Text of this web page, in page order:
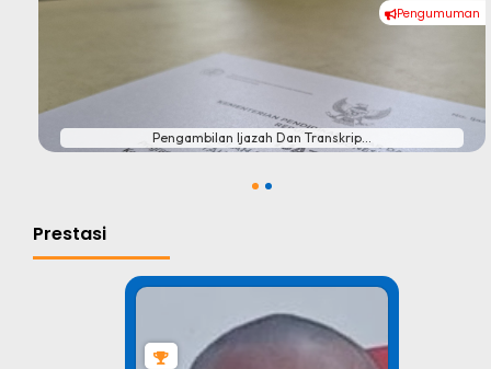
Pengumuman
#
Pengambilan Ijazah Dan Transkrip...
Prestasi